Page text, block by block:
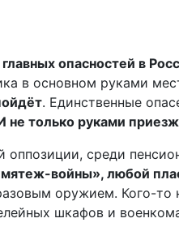
главных опасностей в
в основном руками
. Единственные
не только руками
среди
войны», любой
оружием. Кого-
шкафов и